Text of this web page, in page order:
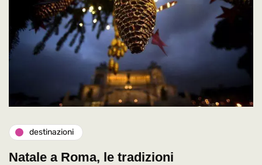
destinazioni
Natale a Roma, le tradizioni